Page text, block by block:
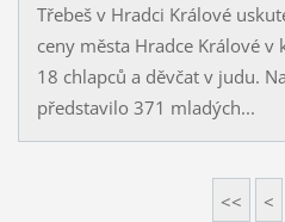
Třebeš v Hradci Králové
ceny města Hradce Králové
18 chlapců a děvčat v judu.
představilo 371 mladých...
<< <